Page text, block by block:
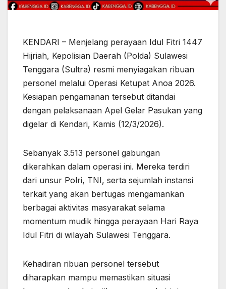
KENDARI – Menjelang perayaan Idul Fitri 1447
Hijriah, Kepolisian Daerah (Polda) Sulawesi
Tenggara (Sultra) resmi menyiagakan ribuan
personel melalui Operasi Ketupat Anoa 2026.
Kesiapan pengamanan tersebut ditandai
dengan pelaksanaan Apel Gelar Pasukan yang
digelar di Kendari, Kamis (12/3/2026).
Sebanyak 3.513 personel gabungan
dikerahkan dalam operasi ini. Mereka terdiri
dari unsur Polri, TNI, serta sejumlah instansi
terkait yang akan bertugas mengamankan
berbagai aktivitas masyarakat selama
momentum mudik hingga perayaan Hari Raya
Idul Fitri di wilayah Sulawesi Tenggara.
Kehadiran ribuan personel tersebut
diharapkan mampu memastikan situasi